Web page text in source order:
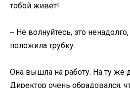
тобой живет!
‒ Не волнуйтесь, это
положила трубку.
Она вышла на работу. На ту же
Директор очень обрадовался,